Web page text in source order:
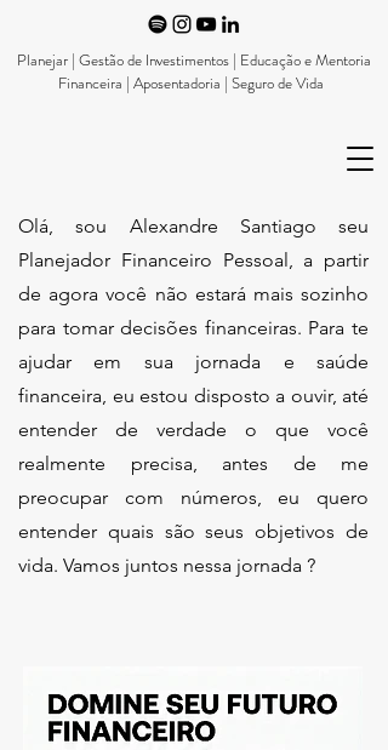
Planejar | Gestão de Investimentos | Educação e Mentoria
Financeira | Aposentadoria | Seguro de Vida
Olá, sou Alexandre Santiago seu
Planejador Financeiro Pessoal, a partir
de agora você não estará mais sozinho
para tomar decisões financeiras. Para te
ajudar em sua jornada e saúde
financeira, eu estou disposto a ouvir, até
entender de verdade o que você
realmente precisa, antes de me
preocupar com números, eu quero
entender quais são seus objetivos de
vida. Vamos juntos nessa jornada ?